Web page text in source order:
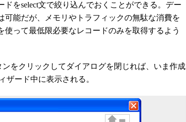
をselect文で絞り込んでおくことができる。デー
可能だが、メモリやトラフィックの無駄な消費を
って最低限必要なレコードのみを取得するよう
をクリックしてダイアログを閉じれば、いま作成
ザード中に表示される。